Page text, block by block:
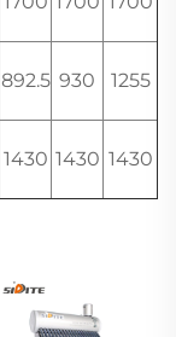
892.5 930 1255
1430 1430 1430